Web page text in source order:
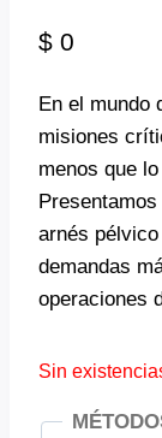
$ 0
En el mundo
misiones
menos que
arnés
demandas
operaciones
Sin